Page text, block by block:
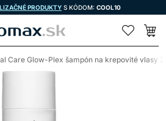
PRODUKTY S KÓDOM: COOL10
Care Glow-Plex šampón na krepovité vlasy